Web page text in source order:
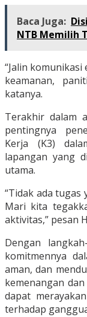
Baca Juga:
NTB Memilih
“Jalin
keamanan,
katanya.
Terakhir dalam
pentingnya
Kerja (K3)
lapangan yang
utama.
“Tidak ada tugas
Mari kita
aktivitas,” pesan
Dengan
komitmennya
aman, dan
kemenangan
dapat
terhadap